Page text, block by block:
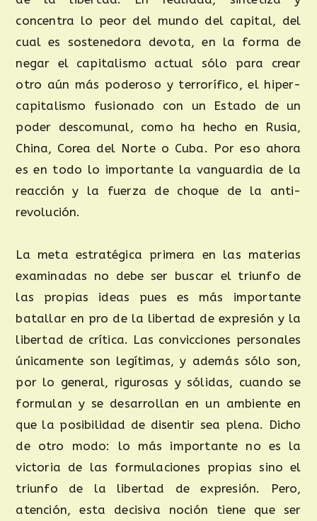
concentra lo peor del mundo del capital, del
cual es sostenedora devota, en la forma de
negar el capitalismo actual sólo para crear
otro aún más poderoso y terrorífico, el hiper-
capitalismo fusionado con un Estado de un
poder descomunal, como ha hecho en Rusia,
China, Corea del Norte o Cuba. Por eso ahora
es en todo lo importante la vanguardia de la
reacción y la fuerza de choque de la anti-
revolución.
La meta estratégica primera en las materias
examinadas no debe ser buscar el triunfo de
las propias ideas pues es más importante
batallar en pro de la libertad de expresión y la
libertad de crítica. Las convicciones personales
únicamente son legítimas, y además sólo son,
por lo general, rigurosas y sólidas, cuando se
formulan y se desarrollan en un ambiente en
que la posibilidad de disentir sea plena. Dicho
de otro modo: lo más importante no es la
victoria de las formulaciones propias sino el
triunfo de la libertad de expresión. Pero,
atención, esta decisiva noción tiene que ser